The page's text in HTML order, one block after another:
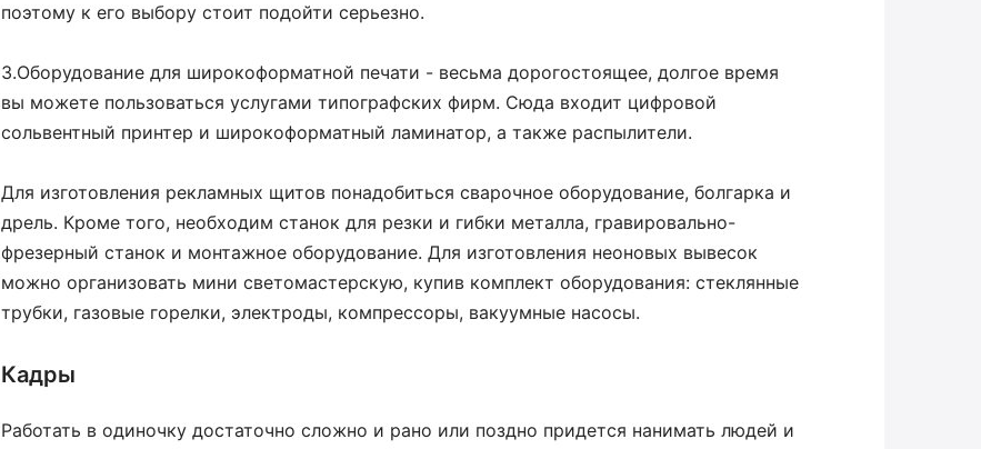
поэтому к его выбору стоит подойти серьезно.
3.Оборудование для широкоформатной печати - весьма дорогостоящее, долгое время
вы можете пользоваться услугами типографских фирм. Сюда входит цифровой
сольвентный принтер и широкоформатный ламинатор, а также распылители.
Для изготовления рекламных щитов понадобиться сварочное оборудование, болгарка и
дрель. Кроме того, необходим станок для резки и гибки металла, гравировально-
фрезерный станок и монтажное оборудование. Для изготовления неоновых вывесок
можно организовать мини светомастерскую, купив комплект оборудования: стеклянные
трубки, газовые горелки, электроды, компрессоры, вакуумные насосы.
Кадры
Работать в одиночку достаточно сложно и рано или поздно придется нанимать людей и